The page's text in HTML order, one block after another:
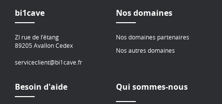
bi1cave
ZI rue de l’étang
89205 Avallon Cedex
serviceclient@bi1cave.fr
Nos domaines
Nos domaines partenaires
Nos autres domaines
Besoin d'aide Qui sommes-nous